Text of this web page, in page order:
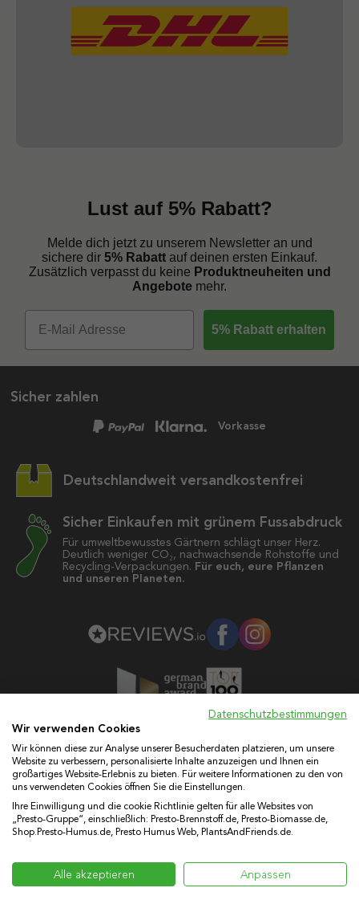
Lust auf 5% Rabatt?
Melde dich jetzt zu unserem Newsletter an und
sichere dir 5% Rabatt auf deinen ersten Einkauf.
Zusätzlich verpasst du keine Produktneuheiten und
Angebote mehr.
5% Rabatt erhalten
Sicher zahlen
Vorkasse
Deutschlandweit versandkostenfrei
Sicher Einkaufen mit grünem Fussabdruck
Für umweltbewusstes Gärtnern schlägt unser Herz.
Deutlich weniger CO₂, nachwachsende Rohstoffe und
Recycling-Verpackungen. Für euch, eure Pflanzen
und unseren Planeten.
Versand Widerruf Vertrag widerrufen AGB
FAQ
Kontakt
Impressum
Datenschutz
PRESTOs VIP Gartenclub
Presto Humus GmbH • Gewerbegebiet Sürzer Höfe • 56330
fuerdichda@presto-gruppe.de
Datenschutzbestimmungen
Wir verwenden Cookies
Wir können diese zur Analyse unserer Besucherdaten platzieren, um unsere
Website zu verbessern, personalisierte Inhalte anzuzeigen und Ihnen ein
großartiges Website-Erlebnis zu bieten. Für weitere Informationen zu den von
uns verwendeten Cookies öffnen Sie die Einstellungen.
Ihre Einwilligung und die cookie Richtlinie gelten für alle Websites von
„Presto-Gruppe“, einschließlich: Presto-Brennstoff.de, Presto-Biomasse.de,
Shop.Presto-Humus.de, Presto Humus Web, PlantsAndFriends.de.
Alle akzeptieren Anpassen